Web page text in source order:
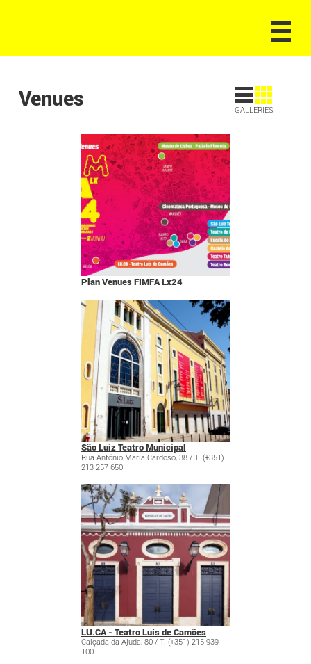
GALLERIES
Venues
Plan Venues FIMFA Lx24
São Luiz Teatro Municipal
Rua António Maria Cardoso, 38 / T. (+351)
213 257 650
LU.CA - Teatro Luís de Camões
Calçada da Ajuda, 80 / T. (+351) 215 939
100